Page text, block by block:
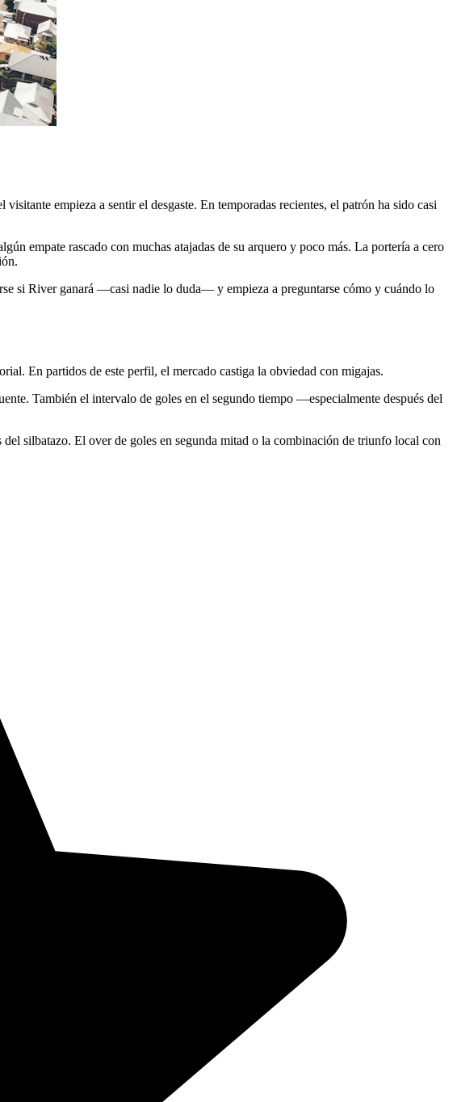
empieza a sentir el desgaste. En temporadas recientes, el patrón ha sido casi
empate rascado con muchas atajadas de su arquero y poco más. La portería a cero
si River ganará —casi nadie lo duda— y empieza a preguntarse cómo y cuándo lo
En partidos de este perfil, el mercado castiga la obviedad con migajas.
También el intervalo de goles en el segundo tiempo —especialmente después del
silbatazo. El over de goles en segunda mitad o la combinación de triunfo local con